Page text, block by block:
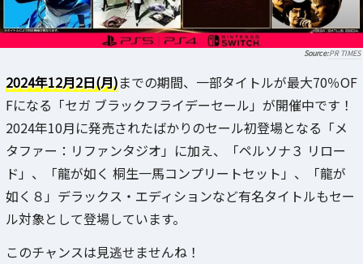
PR TIMES
2024年12月2日(月)までの期間、一部タイトルが最大70％OF
Fになる「セガ ブラックフライデーセール」が開催中です！
2024年10月に発売されたばかりのセール初登場となる「メ
タファー：リファンタジオ」に加え、「ペルソナ３ リロー
ド」、「龍が如く 桐生一馬コンプリートセット」、「龍が
如く８」デラックス・エディションなど有名タイトルもセー
ル対象として登場しています。
このチャンスは見逃せませんね！